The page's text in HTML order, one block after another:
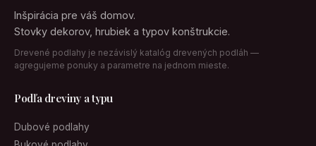
Inšpirácia pre váš domov.
Stovky dekorov, hrubiek a typov konštrukcie.
Drevené podlahy je nezávislý katalóg drevených podláh —
agregujeme ponuky a parametre na jednom mieste.
Podľa dreviny a typu
Dubové podlahy